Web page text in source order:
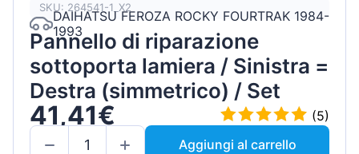
SKU: 264541-1_X2
DAIHATSU FEROZA ROCKY FOURTRAK 1984-
1993
Pannello di riparazione
sottoporta lamiera / Sinistra =
Destra (simmetrico) / Set
41,41€
(5)
Aggiungi al carrello